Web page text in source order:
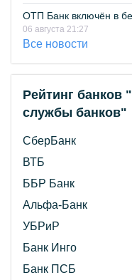
ОТП Банк включён в
06 августа 21:27
Все новости
Рейтинг банков
службы банков"
СберБанк
ВТБ
ББР Банк
Альфа-Банк
УБРиР
Банк Инго
Банк ПСБ